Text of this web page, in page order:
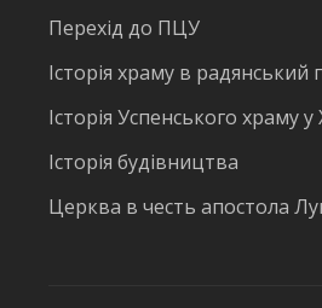
Перехід до ПЦУ
Історія храму в радянський
Історія Успенського храму у
Історія будівництва
Церква в честь апостола